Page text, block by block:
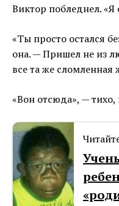
Виктор побледнел. «Я
«Ты просто остался
она. — Пришел не из
все та же
«Вон отсюда», — тихо,